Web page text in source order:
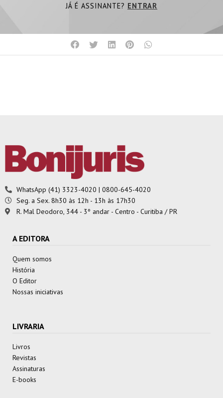
JÁ É ASSINANTE? ENTRAR
WhatsApp (41) 3323-4020 | 0800-645-4020
Seg. a Sex. 8h30 às 12h - 13h às 17h30
R. Mal Deodoro, 344 - 3º andar - Centro - Curitiba / PR
A EDITORA
Quem somos
História
O Editor
Nossas iniciativas
LIVRARIA
Livros
Revistas
Assinaturas
E-books